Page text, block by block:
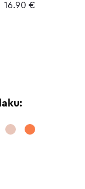
Hodnotenie
16.90 €